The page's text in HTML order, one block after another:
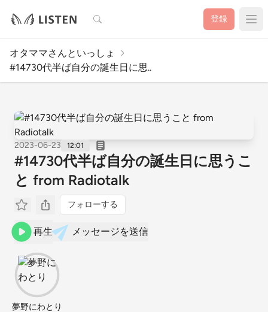
検索 登録
オタママさんといっしょ
#14730代半ば自分の誕生日に思..
2023-06-23 12:01
#14730代半ば自分の誕生日に思うこ
と from Radiotalk
フォローする
再生 メッセージを送信
夢野にわとり